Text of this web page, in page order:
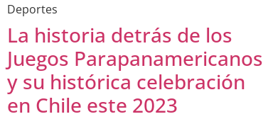
Deportes
La historia detrás de los
Juegos Parapanamericanos
y su histórica celebración
en Chile este 2023